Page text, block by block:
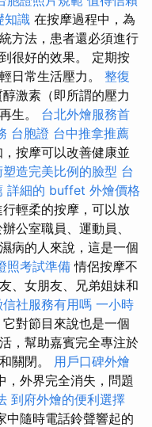
知識 在按摩過程中，為
方法，患者還必須進行
很好的效果。 定期按
日常生活壓力。 整復
激素（即所謂的壓力
生。 台北外燴服務首
台胞證 台中推拿推薦
按摩可以改善健康並
造完美比例的臉型 台
詳細的 buffet 外燴價格
輕柔的按摩，可以放
公室職員、運動員、
病的人來說，這是一個
照考試準備情侶按摩不
、女朋友、兄弟姐妹和
信社服務有用嗎 一小時
對節目來說也是一個
，幫助嘉賓完全專注於
關閉。 用戶口碑外燴
，外界完全消失，問題
到府外燴的便利選擇
中隨時電話鈴聲響起的